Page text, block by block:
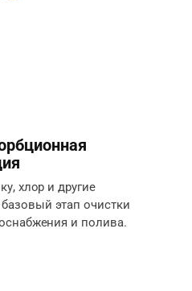
хлор и другие
этап очистки
и полива.